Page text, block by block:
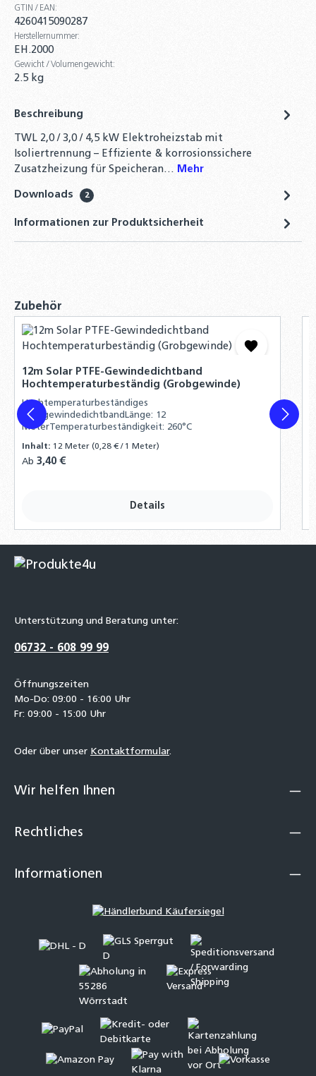
Isolierung
1.045,00 €
Isolierung
TWL Pufferspeicher PR2 800 Liter - ÖkoLine-
B Isolierung
1.319,00 €
TWL Pufferspeicher PR 1000 Liter - ÖkoLine-
B Isolierung - Ø 79cm
GTIN / EAN:
4260415090287
Herstellernummer:
EH.2000
Gewicht / Volumengewicht:
2.5 kg
Beschreibung
TWL 2,0 / 3,0 / 4,5 kW Elektroheizstab mit
Isoliertrennung – Effiziente & korrosionssichere
Zusatzheizung für Speicheran… Mehr
Downloads 2
Informationen zur Produktsicherheit
Produktgalerie überspringen
Zubehör
12m Solar PTFE-Gewindedichtband
Hochtemperaturbeständig (Grobgewinde)
Hochtemperaturbeständiges
GrobgewindedichtbandLänge: 12
MeterTemperaturbeständigkeit: 260°C
Inhalt: 12 Meter(0,28 € / 1 Meter)
Regulärer Preis:
Ab 3,40 €
Details
Unterstützung und Beratung unter:
06732 - 608 99 99
Öffnungszeiten
Mo-Do: 09:00 - 16:00 Uhr
Fr: 09:00 - 15:00 Uhr
Oder über unser Kontaktformular.
Wir helfen Ihnen
Rechtliches
Informationen